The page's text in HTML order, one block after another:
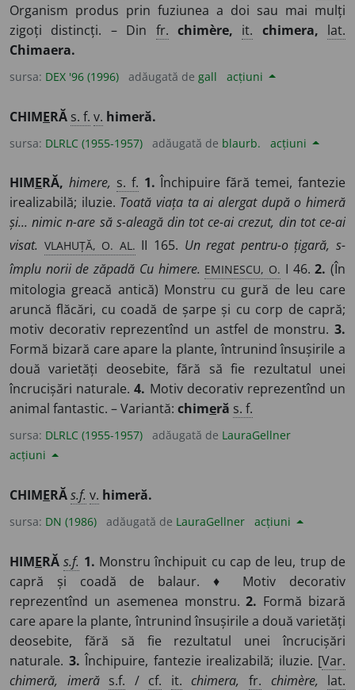
Organism produs prin fuziunea a doi sau mai mulți
zigoți distincți. – Din fr. chimère, it. chimera, lat.
Chimaera.
sursa: DEX '96 (1996) adăugată de gall acțiuni
CHIMERĂ s. f. v. himeră.
sursa: DLRLC (1955-1957) adăugată de blaurb. acțiuni
HIMERĂ, himere, s. f. 1. Închipuire fără temei, fantezie
irealizabilă; iluzie. Toată viața ta ai alergat după o himeră
și... nimic n-are să s-aleagă din tot ce-ai crezut, din tot ce-ai
visat. VLAHUȚĂ, O. AL. II 165. Un regat pentru-o țigară, s-
împlu norii de zăpadă Cu himere. EMINESCU, O. I 46.2. (În
mitologia greacă antică) Monstru cu gură de leu care
aruncă flăcări, cu coadă de șarpe și cu corp de capră;
motiv decorativ reprezentînd un astfel de monstru. 3.
Formă bizară care apare la plante, întrunind însușirile a
două varietăți deosebite, fără să fie rezultatul unei
încrucișări naturale.4. Motiv decorativ reprezentînd un
animal fantastic. – Variantă: chimeră s. f.
sursa: DLRLC (1955-1957) adăugată de LauraGellner
acțiuni
CHIMERĂs.f. v. himeră.
sursa: DN (1986) adăugată de LauraGellner acțiuni
HIMERĂ s.f. 1. Monstru închipuit cu cap de leu, trup de
capră și coadă de balaur. ♦ Motiv decorativ
reprezentînd un asemenea monstru.2. Formă bizară
care apare la plante, întrunind însușirile a două varietăți
deosebite, fără să fie rezultatul unei încrucișări
naturale. 3. Închipuire, fantezie irealizabilă; iluzie. [Var.
chimeră, imeră s.f. / cf. it. chimera, fr. chimère, lat.